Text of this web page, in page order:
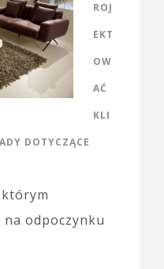
ROJ
EKT
OW
AĆ
KLI
DOTYCZĄCE
odpoczynku